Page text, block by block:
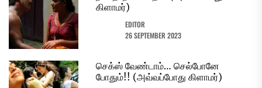
கிளாமர்)
EDITOR
26 SEPTEMBER 2023
செக்ஸ் வேண்டாம்… செல்போனே
போதும்!! (அவ்வப்போது கிளாமர்)